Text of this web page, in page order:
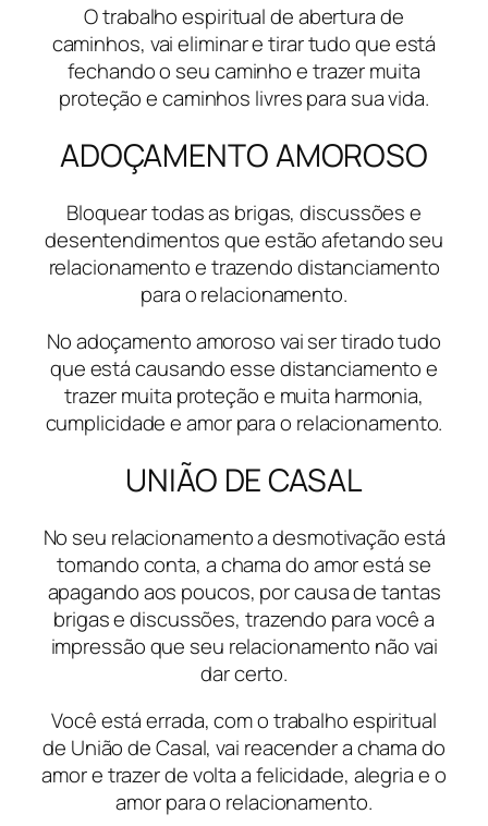
O trabalho espiritual de abertura de
caminhos, vai eliminar e tirar tudo que está
fechando o seu caminho e trazer muita
proteção e caminhos livres para sua vida.
ADOÇAMENTO AMOROSO
Bloquear todas as brigas, discussões e
desentendimentos que estão afetando seu
relacionamento e trazendo distanciamento
para o relacionamento.
No adoçamento amoroso vai ser tirado tudo
que está causando esse distanciamento e
trazer muita proteção e muita harmonia,
cumplicidade e amor para o relacionamento.
UNIÃO DE CASAL
No seu relacionamento a desmotivação está
tomando conta, a chama do amor está se
apagando aos poucos, por causa de tantas
brigas e discussões, trazendo para você a
impressão que seu relacionamento não vai
dar certo.
Você está errada, com o trabalho espiritual
de União de Casal, vai reacender a chama do
amor e trazer de volta a felicidade, alegria e o
amor para o relacionamento.